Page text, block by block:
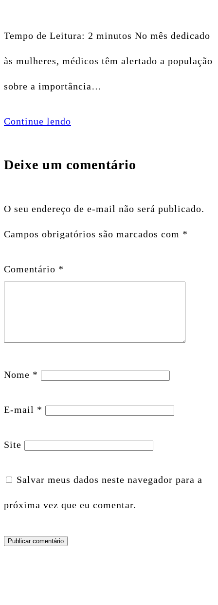
Tempo de Leitura: 2 minutos No mês dedicado
às mulheres, médicos têm alertado a população
sobre a importância…
Continue lendo
Deixe um comentário
O seu endereço de e-mail não será publicado.
Campos obrigatórios são marcados com *
Comentário *
Nome *
E-mail *
Site
Salvar meus dados neste navegador para a
próxima vez que eu comentar.